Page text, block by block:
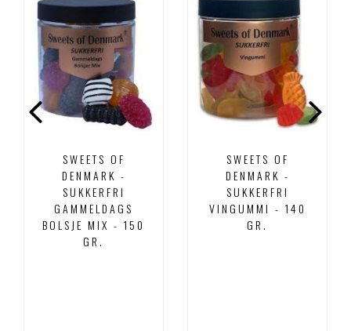
SWEETS OF
DENMARK -
SUKKERFRI
GAMMELDAGS
BOLSJE MIX - 150
GR.
SWEETS OF
DENMARK -
SUKKERFRI
VINGUMMI - 140
GR.